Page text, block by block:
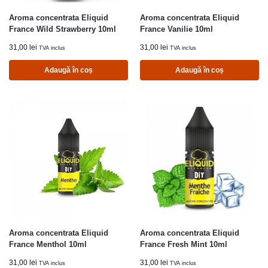
Aroma concentrata Eliquid
France Wild Strawberry 10ml
31,00 lei TVA inclus
Adaugă în coș
Aroma concentrata Eliquid
France Vanilie 10ml
31,00 lei TVA inclus
Adaugă în coș
Aroma concentrata Eliquid
France Menthol 10ml
31,00 lei TVA inclus
Aroma concentrata Eliquid
France Fresh Mint 10ml
31,00 lei TVA inclus